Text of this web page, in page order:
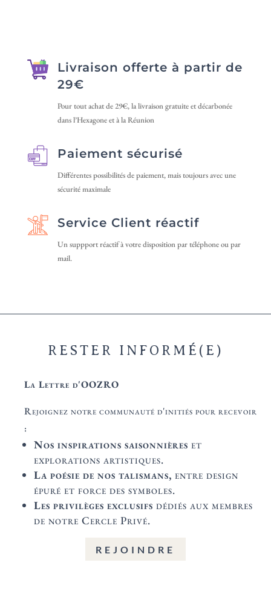
peuvent
être
choisies
du
produit
être
la
page
produit
Livraison offerte à partir de
29€
Pour tout achat de 29€, la livraison gratuite et décarbonée
dans l’Hexagone et à la Réunion
Paiement sécurisé
Différentes possibilités de paiement, mais toujours avec une
sécurité maximale
Service Client réactif
Un suppport réactif à votre disposition par téléphone ou par
mail.
RESTER INFORMÉ(E)
La Lettre d'OOZRO
Rejoignez notre communauté d'initiés pour recevoir
:
Nos inspirations saisonnières et
explorations artistiques.
La poésie de nos talismans, entre design
épuré et force des symboles.
Les privilèges exclusifs dédiés aux membres
de notre Cercle Privé.
REJOINDRE